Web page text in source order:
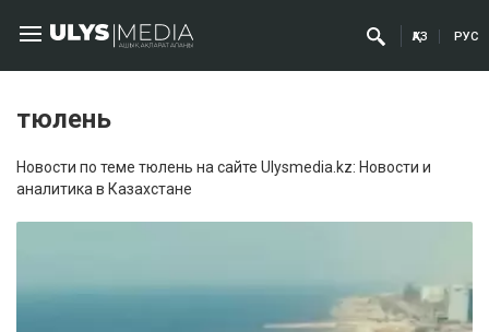
ҚАЗ РУС
тюлень
Новости по теме тюлень на сайте Ulysmedia.kz: Новости и
аналитика в Казахстане